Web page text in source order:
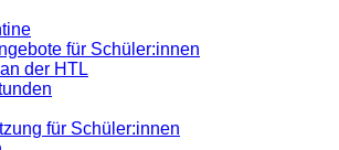
für Schüler:innen
der HTL
für Schüler:innen